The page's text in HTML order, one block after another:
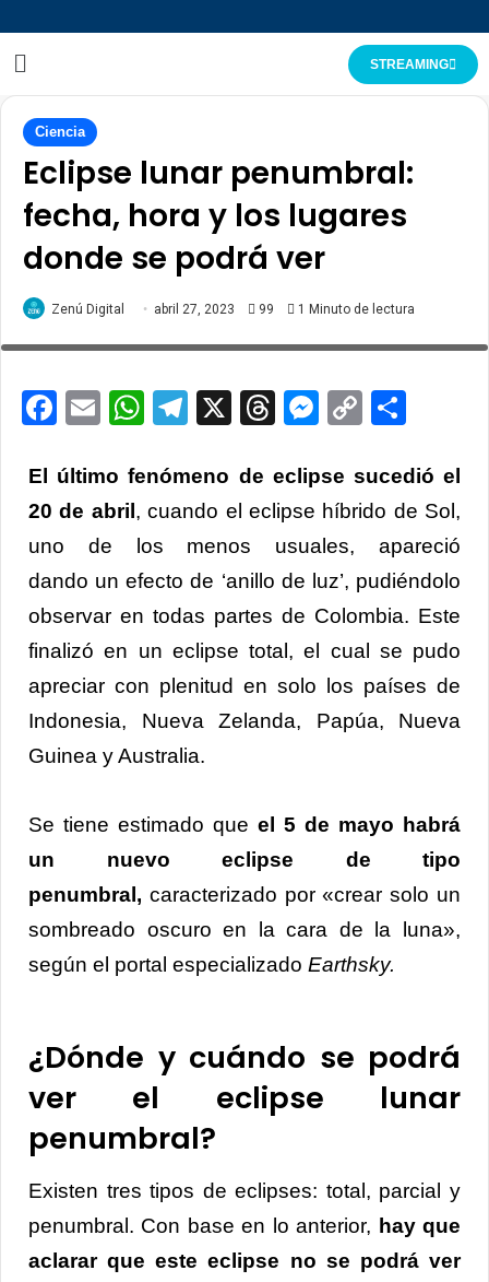
STREAMING
Ciencia
Eclipse lunar penumbral:
fecha, hora y los lugares
donde se podrá ver
Zenú Digital abril 27, 2023 99 1 Minuto de lectura
A full moon seen a penumbral lunar eclipse over
Mexico City, Mexico July 4, 2020. Picture taken July 4,
Facebook
EmailWhatsApp
Telegram
X ThreadsCopy
El último fenómeno de eclipse sucedió el
20 de abril , cuando el eclipse híbrido de Sol,
uno de los menos usuales, apareció
dando un efecto de ‘anillo de luz’, pudiéndolo
observar en todas partes de Colombia. Este
finalizó en un eclipse total, el cual se pudo
apreciar con plenitud en solo los países de
Indonesia, Nueva Zelanda, Papúa, Nueva
Guinea y Australia.
Se tiene estimado que el 5 de mayo habrá
un nuevo eclipse de tipo
penumbral, caracterizado por «crear solo un
sombreado oscuro en la cara de la luna»,
según el portal especializado Earthsky.
¿Dónde y cuándo se podrá
ver el eclipse lunar
penumbral?
Existen tres tipos de eclipses: total, parcial y
penumbral. Con base en lo anterior, hay que
aclarar que este eclipse no se podrá ver